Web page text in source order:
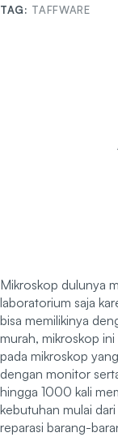
TAG: TAFFWARE
Mikroskop dulunya
laboratorium saja
bisa memilikinya
murah, mikroskop
pada mikroskop
dengan monitor
hingga 1000 kali
kebutuhan mulai
reparasi barang-